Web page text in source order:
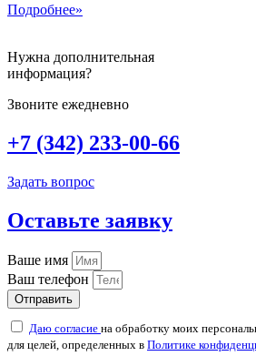
Подробнее»
Нужна дополнительная
информация?
Звоните ежедневно
+7 (342) 233-00-66
Задать вопрос
Оставьте заявку
Ваше имя
Ваш телефон
Даю согласие на обработку моих
для целей, определенных в Политике
Отправить